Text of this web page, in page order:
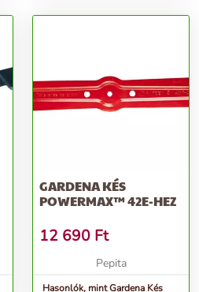
GARDENA KÉS
POWERMAX™ 42E-HEZ
12 690 Ft
Pepita
Hasonlók, mint Gardena Kés